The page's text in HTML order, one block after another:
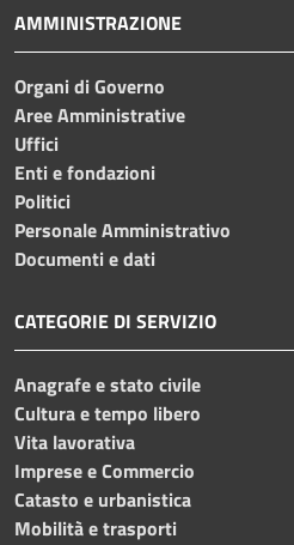
AMMINISTRAZIONE
Organi di Governo
Aree Amministrative
Uffici
Enti e fondazioni
Politici
Personale Amministrativo
Documenti e dati
CATEGORIE DI SERVIZIO
Anagrafe e stato civile
Cultura e tempo libero
Vita lavorativa
Imprese e Commercio
Catasto e urbanistica
Mobilità e trasporti